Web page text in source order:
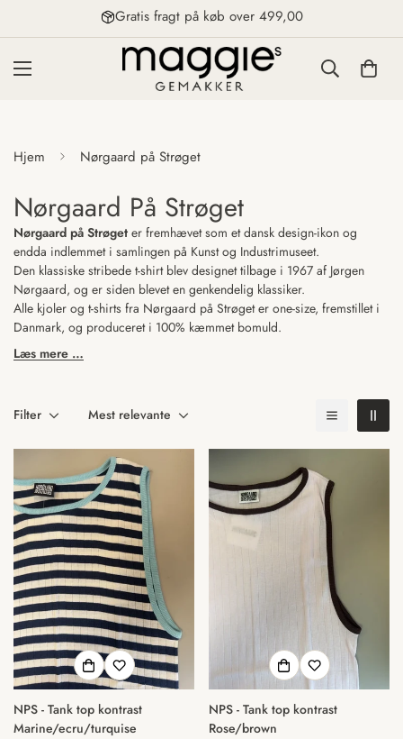
Gratis fragt på køb over 499,00
Hjem Nørgaard på Strøget
Nørgaard På Strøget
Nørgaard på Strøget er fremhævet som et dansk design-ikon og
endda indlemmet i samlingen på Kunst og Industrimuseet.
Den klassiske stribede t-shirt blev designet tilbage i 1967 af Jørgen
Nørgaard, og er siden blevet en genkendelig klassiker.
Alle kjoler og t-shirts fra Nørgaard på Strøget er one-size, fremstillet i
Danmark, og produceret i 100% kæmmet bomuld.
Læs mere …
Filter Mest relevante
NPS - Tank top kontrast
Marine/ecru/turquise
NPS - Tank top kontrast
Rose/brown